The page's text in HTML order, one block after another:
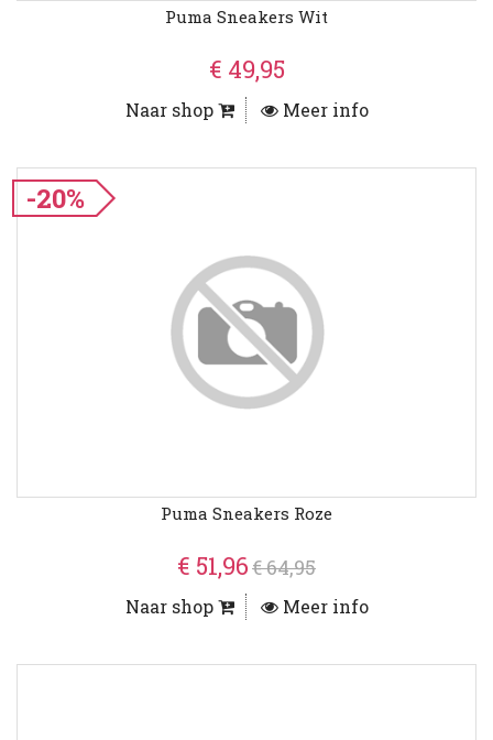
Puma Sneakers Wit
€ 49,95
Naar shop Meer info
-20%
Puma Sneakers Roze
€ 51,96€ 64,95
Naar shop Meer info